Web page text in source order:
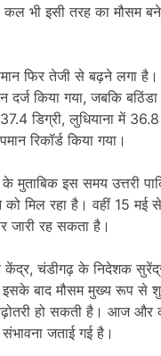
कल भी इसी तरह का मौसम
फिर तेजी से बढ़ने लगा
दर्ज किया गया, जबकि
डिग्री, लुधियाना में
रिकॉर्ड किया गया।
के मुताबिक इस समय उत्तरी
मिल रहा है। वहीं 15 मई
जारी रह सकता है।
केंद्र, चंडीगढ़ के निदेशक
बाद मौसम मुख्य रूप से
हो सकती है। आज
जताई गई है।